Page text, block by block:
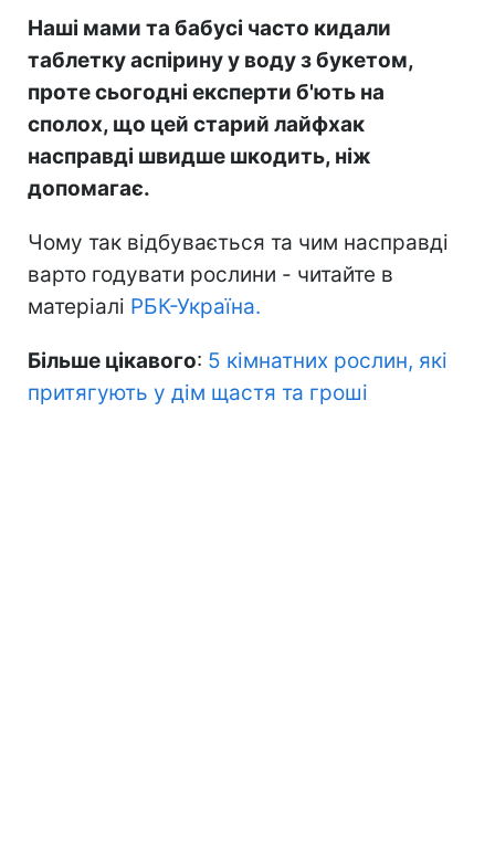
Наші мами та бабусі часто кидали
таблетку аспірину у воду з букетом,
проте сьогодні експерти б'ють на
сполох, що цей старий лайфхак
насправді швидше шкодить, ніж
допомагає.
Чому так відбувається та чим насправді
варто годувати рослини - читайте в
матеріалі РБК-Україна.
Більше цікавого: 5 кімнатних рослин, які
притягують у дім щастя та гроші